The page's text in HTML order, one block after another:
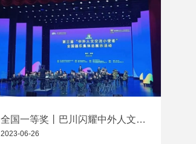
全国一等奖丨巴川闪耀中外人文交
流器乐集体总展示活动
2023-06-26